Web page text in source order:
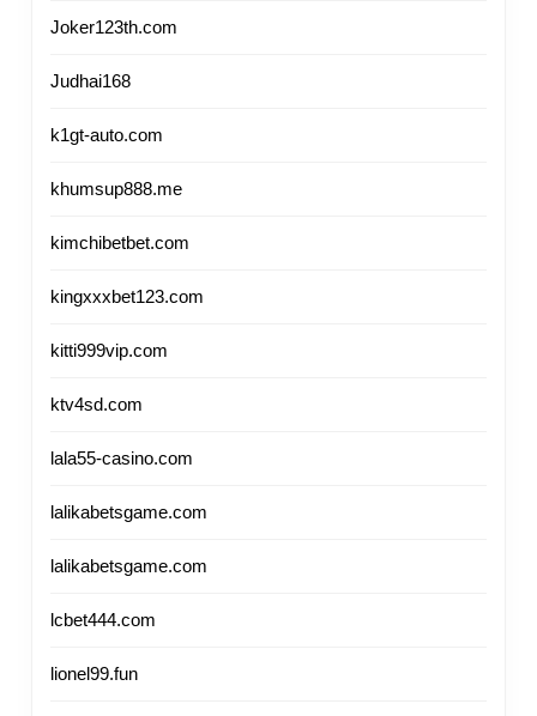
Joker123th.com
Judhai168
k1gt-auto.com
khumsup888.me
kimchibetbet.com
kingxxxbet123.com
kitti999vip.com
ktv4sd.com
lala55-casino.com
lalikabetsgame.com
lalikabetsgame.com
lcbet444.com
lionel99.fun